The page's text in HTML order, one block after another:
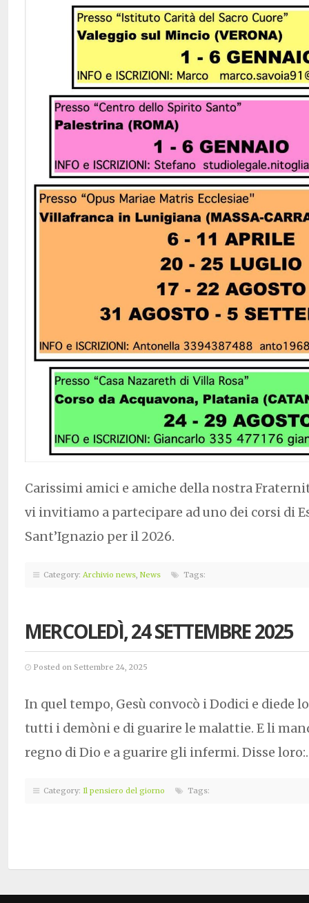
Carissimi amici e amiche della nostra
vi invitiamo a partecipare ad uno dei corsi di
Sant’Ignazio per il 2026.
Category: Archivio news, News Tags:
MERCOLEDÌ, 24 SETTEMBRE 2025
Posted on Settembre 24, 2025
In quel tempo, Gesù convocò i Dodici e diede
tutti i demòni e di guarire le malattie. E li
regno di Dio e a guarire gli infermi. Disse
Category: Il pensiero del giorno Tags: